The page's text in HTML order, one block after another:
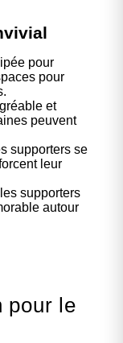
pour
pour
et
peuvent
supporters se
leur
supporters
autour
pour le